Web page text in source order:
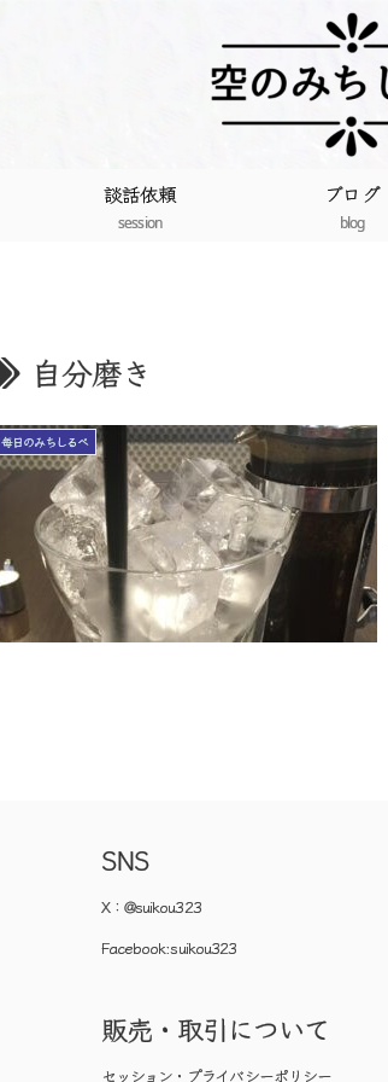
談話依頼
session
ブログ
blog
自分磨き
毎日のみちしるべ
SNS
X：@suikou323
Facebook:suikou323
販売・取引について
セッション・プライバシーポリシー